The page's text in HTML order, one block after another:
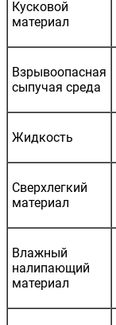
Кусковой
материал
Взрывоопасная
сыпучая среда
Жидкость
Сверхлегкий
материал
Влажный
налипающий
материал